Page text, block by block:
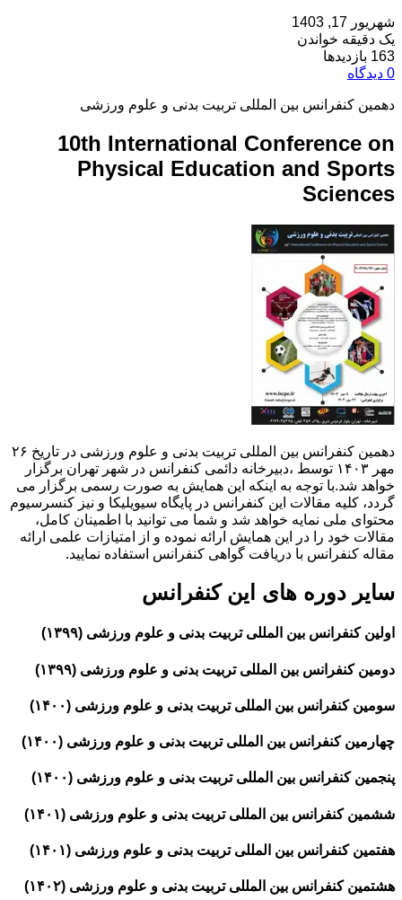
شهریور 17, 1403
یک دقیقه خواندن
163 بازدیدها
0 دیدگاه
دهمین کنفرانس بین المللی تربیت بدنی و علوم ورزشی
10th International Conference on
Physical Education and Sports
Sciences
دهمین کنفرانس بین المللی تربیت بدنی و علوم ورزشی در تاریخ ۲۶
مهر ۱۴۰۳ توسط ،دبیرخانه دائمی کنفرانس در شهر تهران برگزار
خواهد شد.با توجه به اینکه این همایش به صورت رسمی برگزار می
گردد، کلیه مقالات این کنفرانس در پایگاه سیویلیکا و نیز کنسرسیوم
محتوای ملی نمایه خواهد شد و شما می توانید با اطمینان کامل،
مقالات خود را در این همایش ارائه نموده و از امتیازات علمی ارائه
مقاله کنفرانس با دریافت گواهی کنفرانس استفاده نمایید.
سایر دوره های این کنفرانس
اولین کنفرانس بین المللی تربیت بدنی و علوم ورزشی (۱۳۹۹)
دومین کنفرانس بین المللی تربیت بدنی و علوم ورزشی (۱۳۹۹)
سومین کنفرانس بین المللی تربیت بدنی و علوم ورزشی (۱۴۰۰)
چهارمین کنفرانس بین المللی تربیت بدنی و علوم ورزشی (۱۴۰۰)
پنجمین کنفرانس بین المللی تربیت بدنی و علوم ورزشی (۱۴۰۰)
ششمین کنفرانس بین المللی تربیت بدنی و علوم ورزشی (۱۴۰۱)
هفتمین کنفرانس بین المللی تربیت بدنی و علوم ورزشی (۱۴۰۱)
هشتمین کنفرانس بین المللی تربیت بدنی و علوم ورزشی (۱۴۰۲)